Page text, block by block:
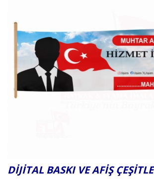
DİJİTAL BASKI VE AFİŞ